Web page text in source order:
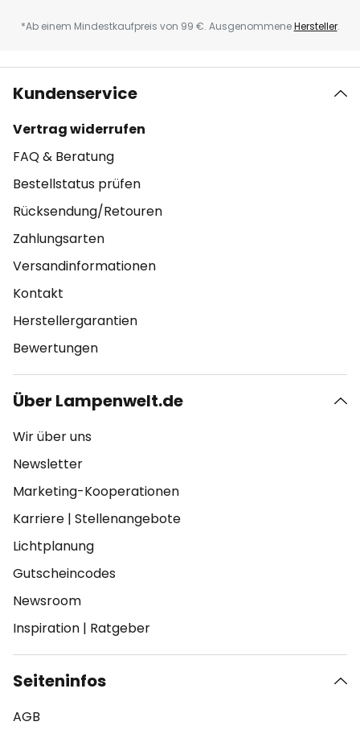
*Ab einem Mindestkaufpreis von 99 €. AusgenommeneHersteller.
Kundenservice
Vertrag widerrufen
FAQ & Beratung
Bestellstatus prüfen
Rücksendung/Retouren
Zahlungsarten
Versandinformationen
Kontakt
Herstellergarantien
Bewertungen
Über Lampenwelt.de
Wir über uns
Newsletter
Marketing-Kooperationen
Karriere | Stellenangebote
Lichtplanung
Gutscheincodes
Newsroom
Inspiration | Ratgeber
Seiteninfos
AGB